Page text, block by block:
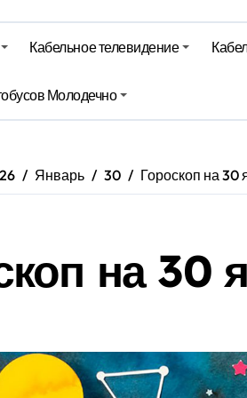
Беларусь закупает российские
Ход уборочной, сев озимых и
Территория Здоровья –
Кабельное телевидение
Молодечно
Январь 30 Гороскоп на 30
на 30